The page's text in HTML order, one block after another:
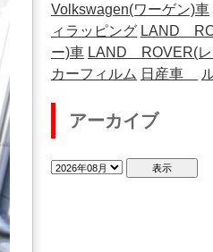
Volkswagen(ワーゲン)車
ィラッピング LAND
ー)車 LAND ROVER(レ
カーフィルム 日産車
アーカイブ